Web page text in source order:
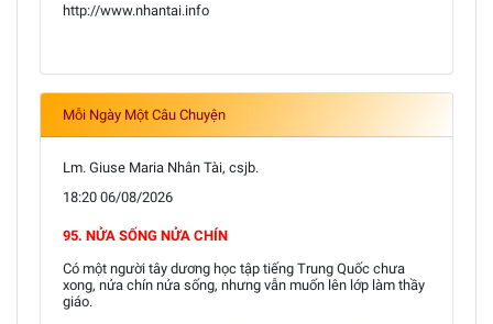
http://www.nhantai.info
Mỗi Ngày Một Câu Chuyện
Lm. Giuse Maria Nhân Tài, csjb.
18:20 06/08/2026
95. NỬA SỐNG NỬA CHÍN
Có một người tây dương học tập tiếng Trung Quốc chưa
xong, nửa chín nửa sống, nhưng vẫn muốn lên lớp làm thầy
giáo.